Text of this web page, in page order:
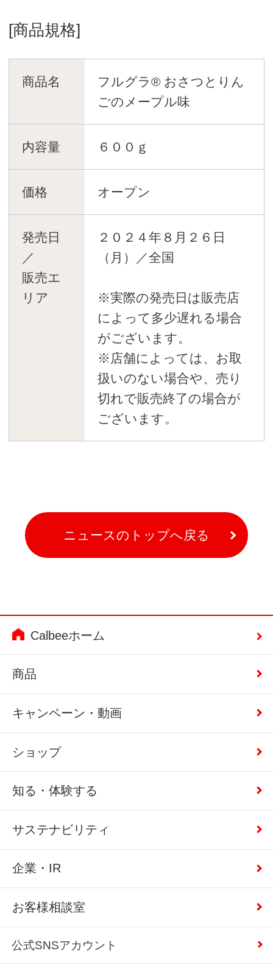
[商品規格]
商品名
フルグラ® おさつとりん
ごのメープル味
内容量 ６００ｇ
価格 オープン
発売日
／
販売エ
リア
２０２４年８月２６日
（月）／全国
※実際の発売日は販売店
によって多少遅れる場合
がございます。
※店舗によっては、お取
扱いのない場合や、売り
切れで販売終了の場合が
ございます。
ニュースのトップへ戻る
Calbeeホーム
商品
キャンペーン・動画
ショップ
知る・体験する
サステナビリティ
企業・IR
お客様相談室
公式SNSアカウント